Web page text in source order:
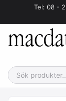
Tel: 08 -